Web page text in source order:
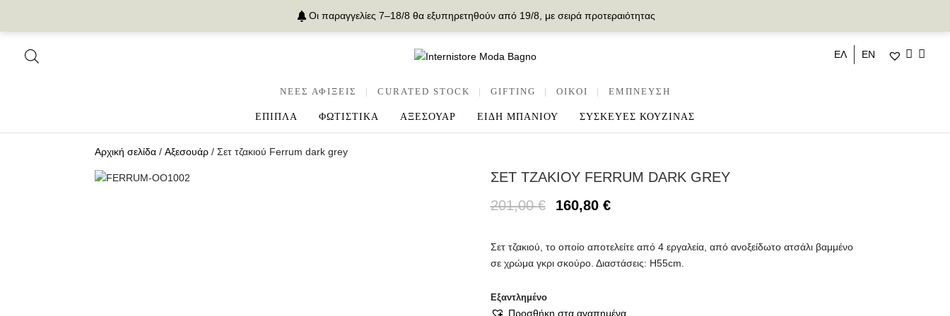
Οι παραγγελίες 7–18/8 θα εξυπηρετηθούν από 19/8, με σειρά προτεραιότητας
ΕΛ ΕΝ
ΝΕΕΣ ΑΦΙΞΕΙΣ | CURATED STOCK | GIFTING | OIKOI | ΕΜΠΝΕΥΣΗ
ΕΠΙΠΛΑ ΦΩΤΙΣΤΙΚΑ ΑΞΕΣΟΥΑΡ ΕΙΔΗ ΜΠΑΝΙΟΥ ΣΥΣΚΕΥΕΣ ΚΟΥΖΙΝΑΣ
Αρχική σελίδα /Αξεσουάρ / Σετ τζακιού Ferrum dark grey
ΣΕΤ ΤΖΑΚΙΟΥ FERRUM DARK GREY
201,00€ 160,80 €
Σετ τζακιού, το οποίο αποτελείτε από 4 εργαλεία, από ανοξείδωτο ατσάλι βαμμένο
σε χρώμα γκρι σκούρο. Διαστάσεις: H55cm.
Εξαντλημένο
Προσθήκη στα αγαπημένα